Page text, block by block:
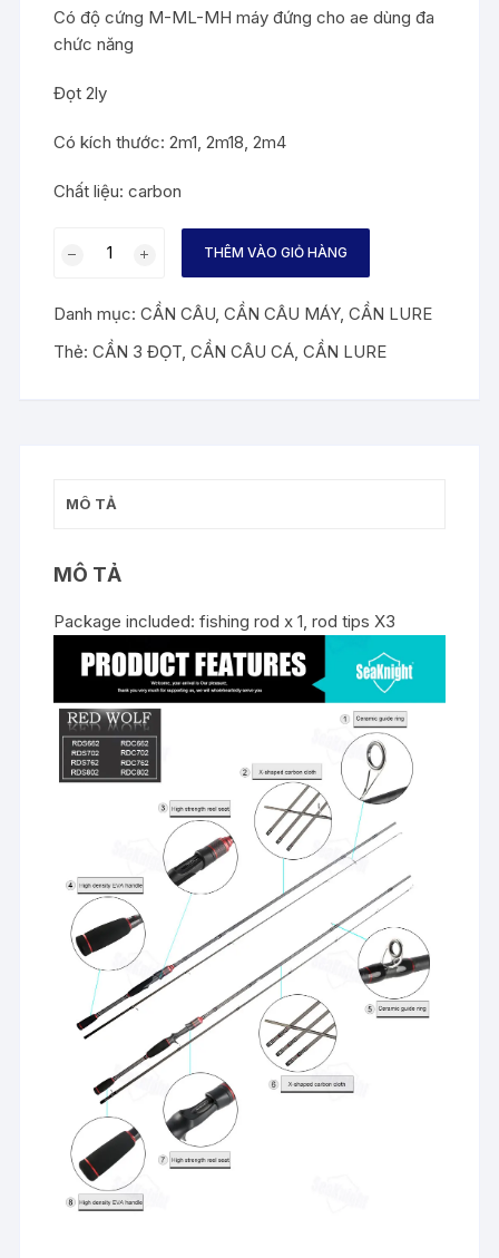
Có độ cứng M-ML-MH máy đứng cho ae dùng đa
chức năng
Đọt 2ly
Có kích thước: 2m1, 2m18, 2m4
Chất liệu: carbon
ĐỌT
TAV
THÊM VÀO GIỎ HÀNG
Danh mục:CẦN CÂU ,CẦN CÂU MÁY,CẦN LURE
Thẻ:CẦN 3 ĐỌT ,CẦN CÂU CÁ ,CẦN LURE
MÔ TẢ
MÔ TẢ
Package included: fishing rod x 1, rod tips X3